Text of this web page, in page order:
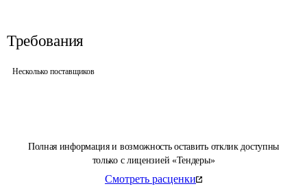
Полная информация и возможность оставить отклик доступны
только с лицензией «Тендеры»
Смотреть расценки
Требования
Несколько поставщиков